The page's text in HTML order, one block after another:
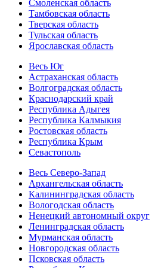
Смоленская область
Тамбовская область
Тверская область
Тульская область
Ярославская область
Весь Юг
Астраханская область
Волгоградская область
Краснодарский край
Республика Адыгея
Республика Калмыкия
Ростовская область
Республика Крым
Севастополь
Весь Северо-Запад
Архангельская область
Калининградская область
Вологодская область
Ненецкий автономный округ
Ленинградская область
Мурманская область
Новгородская область
Псковская область